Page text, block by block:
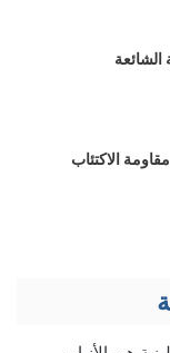
الاكتئاب